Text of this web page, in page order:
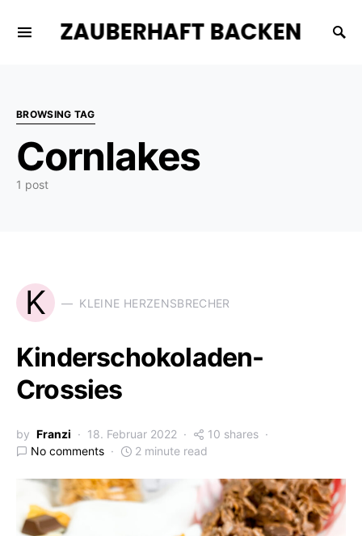
ZAUBERHAFT BACKEN
BROWSING TAG
Cornlakes
1 post
K KLEINE HERZENSBRECHER
Kinderschokoladen-
Crossies
by Franzi 18. Februar 2022
10 shares
No comments
2 minute read